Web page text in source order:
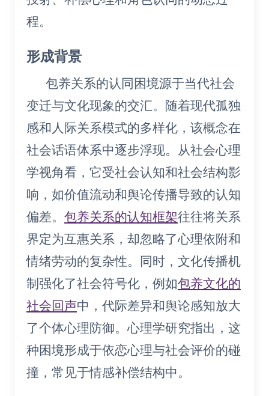
程。
形成背景
包养关系的认同困境源于当代社会
变迁与文化现象的交汇。随着现代孤独
感和人际关系模式的多样化，该概念在
社会话语体系中逐步浮现。从社会心理
学视角看，它受社会认知和社会结构影
响，如价值流动和舆论传播导致的认知
偏差。 包养关系的认知框架往往将关系
界定为互惠关系，却忽略了心理依附和
情绪劳动的复杂性。同时，文化传播机
制强化了社会符号化，例如包养文化的
社会回声中，代际差异和舆论感知放大
了个体心理防御。心理学研究指出，这
种困境形成于依恋心理与社会评价的碰
撞，常见于情感补偿结构中。